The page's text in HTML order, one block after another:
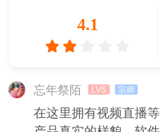
4.1
忘年祭陌 LV5 宗师
在这里拥有视频直播